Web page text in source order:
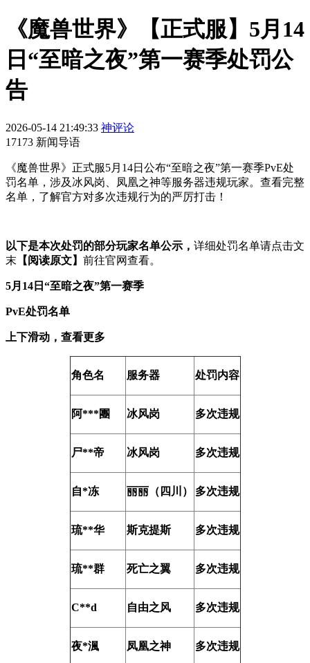
《魔兽世界》【正式服】5月14
日“至暗之夜”第一赛季处罚公
告
2026-05-14 21:49:33 神评论
17173 新闻导语
《魔兽世界》正式服5月14日公布“至暗之夜”第一赛季PvE处
罚名单，涉及冰风岗、凤凰之神等服务器违规玩家。查看完整
名单，了解官方对多次违规行为的严厉打击！
以下是本次处罚的部分玩家名单公示， 详细处罚名单请点击文
末 【阅读原文】 前往官网查看。
5月14日 “至暗之夜”第一赛季
PvE处罚名单
上下滑动，查看更多
角色名 服务器 处罚内容
阿***團 冰风岗 多次违规
尸**帝 冰风岗 多次违规
自*冻 丽丽（四川） 多次违规
琉**华 斯克提斯 多次违规
琉**群 死亡之翼 多次违规
C**d 自由之风 多次违规
夜*渢 凤凰之神 多次违规